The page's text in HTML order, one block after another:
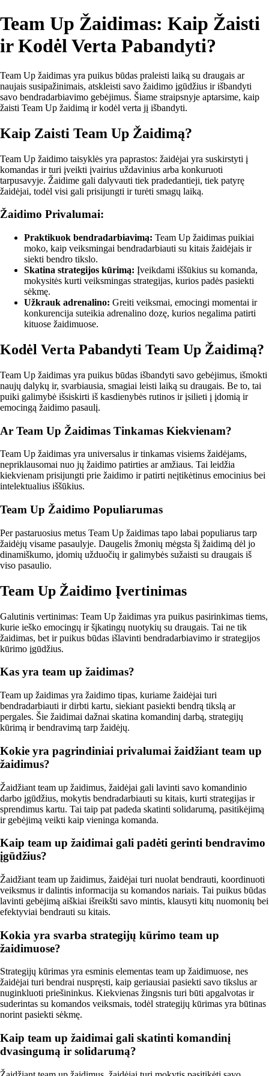
Team Up Žaidimas: Kaip Žaisti
ir Kodėl Verta Pabandyti?
Team Up žaidimas yra puikus būdas praleisti laiką su draugais ar
naujais susipažinimais, atskleisti savo žaidimo įgūdžius ir išbandyti
savo bendradarbiavimo gebėjimus. Šiame straipsnyje aptarsime, kaip
žaisti Team Up žaidimą ir kodėl verta jį išbandyti.
Kaip Zaisti Team Up Žaidimą?
Team Up žaidimo taisyklės yra paprastos: žaidėjai yra suskirstyti į
komandas ir turi įveikti įvairius uždavinius arba konkuruoti
tarpusavyje. Žaidime gali dalyvauti tiek pradedantieji, tiek patyrę
žaidėjai, todėl visi gali prisijungti ir turėti smagų laiką.
Žaidimo Privalumai:
Praktikuok bendradarbiavimą: Team Up žaidimas puikiai
moko, kaip veiksmingai bendradarbiauti su kitais žaidėjais ir
siekti bendro tikslo.
Skatina strategijos kūrimą: Įveikdami iššūkius su komanda,
mokysitės kurti veiksmingas strategijas, kurios padės pasiekti
sėkmę.
Užkrauk adrenalino: Greiti veiksmai, emocingi momentai ir
konkurencija suteikia adrenalino dozę, kurios negalima patirti
kituose žaidimuose.
Kodėl Verta Pabandyti Team Up Žaidimą?
Team Up žaidimas yra puikus būdas išbandyti savo gebėjimus, išmokti
naujų dalykų ir, svarbiausia, smagiai leisti laiką su draugais. Be to, tai
puiki galimybė išsiskirti iš kasdienybės rutinos ir įsilieti į įdomią ir
emocingą žaidimo pasaulį.
Ar Team Up Žaidimas Tinkamas Kiekvienam?
Team Up žaidimas yra universalus ir tinkamas visiems žaidėjams,
nepriklausomai nuo jų žaidimo patirties ar amžiaus. Tai leidžia
kiekvienam prisijungti prie žaidimo ir patirti neįtikėtinus emocinius bei
intelektualius iššūkius.
Team Up Žaidimo Populiarumas
Per pastaruosius metus Team Up žaidimas tapo labai populiarus tarp
žaidėjų visame pasaulyje. Daugelis žmonių mėgsta šį žaidimą dėl jo
dinamiškumo, įdomių užduočių ir galimybės sužaisti su draugais iš
viso pasaulio.
Team Up Žaidimo Įvertinimas
Galutinis vertinimas: Team Up žaidimas yra puikus pasirinkimas tiems,
kurie ieško emocingų ir šįkatingų nuotykių su draugais. Tai ne tik
žaidimas, bet ir puikus būdas išlavinti bendradarbiavimo ir strategijos
kūrimo įgūdžius.
Kas yra team up žaidimas?
Team up žaidimas yra žaidimo tipas, kuriame žaidėjai turi
bendradarbiauti ir dirbti kartu, siekiant pasiekti bendrą tikslą ar
pergales. Šie žaidimai dažnai skatina komandinį darbą, strategijų
kūrimą ir bendravimą tarp žaidėjų.
Kokie yra pagrindiniai privalumai žaidžiant team up
žaidimus?
Žaidžiant team up žaidimus, žaidėjai gali lavinti savo komandinio
darbo įgūdžius, mokytis bendradarbiauti su kitais, kurti strategijas ir
sprendimus kartu. Tai taip pat padeda skatinti solidarumą, pasitikėjimą
ir gebėjimą veikti kaip vieninga komanda.
Kaip team up žaidimai gali padėti gerinti bendravimo
įgūdžius?
Žaidžiant team up žaidimus, žaidėjai turi nuolat bendrauti, koordinuoti
veiksmus ir dalintis informacija su komandos nariais. Tai puikus būdas
lavinti gebėjimą aiškiai išreikšti savo mintis, klausyti kitų nuomonių bei
efektyviai bendrauti su kitais.
Kokia yra svarba strategijų kūrimo team up
žaidimuose?
Strategijų kūrimas yra esminis elementas team up žaidimuose, nes
žaidėjai turi bendrai nuspręsti, kaip geriausiai pasiekti savo tikslus ar
nuginkluoti priešininkus. Kiekvienas žingsnis turi būti apgalvotas ir
suderintas su komandos veiksmais, todėl strategijų kūrimas yra būtinas
norint pasiekti sėkmę.
Kaip team up žaidimai gali skatinti komandinį
dvasingumą ir solidarumą?